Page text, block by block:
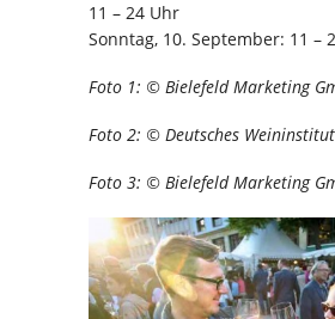
11 – 24 Uhr
Sonntag, 10. September: 11 –
Foto 1: © Bielefeld Marketing
Foto 2: © Deutsches Weininstitut
Foto 3: © Bielefeld Marketing